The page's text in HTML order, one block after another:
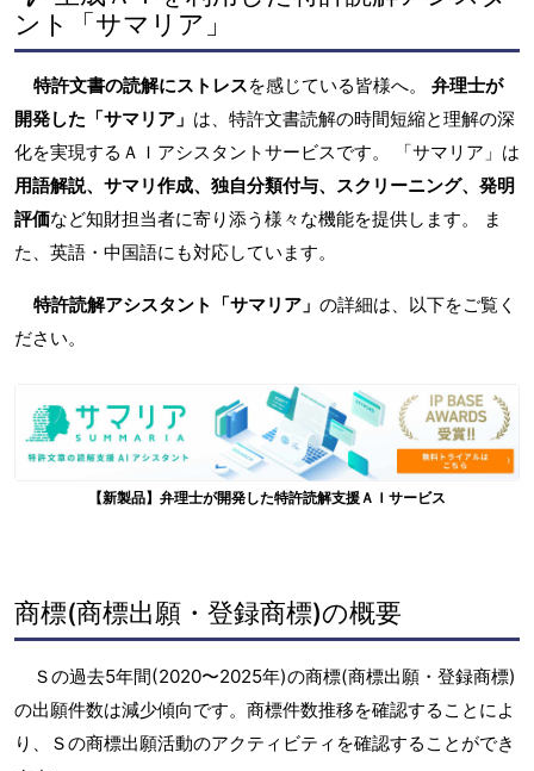
ント「サマリア」
特許文書の読解にストレスを感じている皆様へ。 弁理士が
開発した「サマリア」 は、特許文書読解の時間短縮と理解の深
化を実現するＡＩアシスタントサービスです。 「サマリア」は
用語解説、サマリ作成、独自分類付与、スクリーニング、発明
評価など知財担当者に寄り添う様々な機能を提供します。 ま
た、英語・中国語にも対応しています。
特許読解アシスタント「サマリア」 の詳細は、以下をご覧く
ださい。
【新製品】弁理士が開発した特許読解支援ＡＩサービス
商標(商標出願・登録商標)の概要
Ｓの過去5年間(2020〜2025年)の商標(商標出願・登録商標)
の出願件数は減少傾向です。商標件数推移を確認することによ
り、Ｓの商標出願活動のアクティビティを確認することができ